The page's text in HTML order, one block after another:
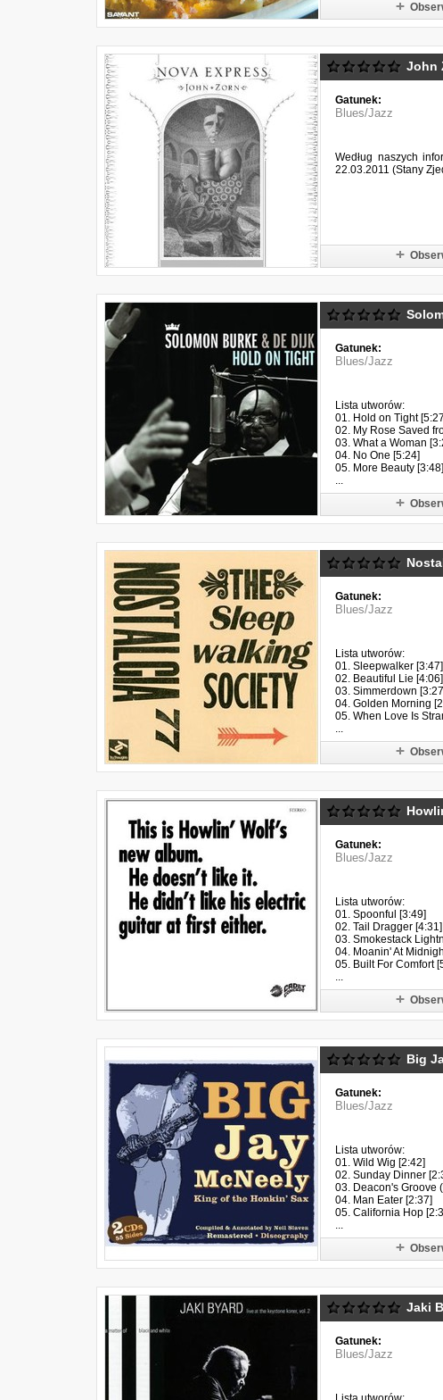
John
Gatunek:
Blues/Jazz
Według naszych
22.03.2011 (Stany
Gatunek:
Blues/Jazz
Lista utworów:
01. Hold on Tight
02. My Rose Saved
03. What a Woman
04. No One [5:24]
05. More Beauty [3:48]
...
Gatunek:
Blues/Jazz
Lista utworów:
01. Sleepwalker [3:47]
02. Beautiful Lie [4:06]
03. Simmerdown
04. Golden Morning
05. When Love Is
...
Gatunek:
Blues/Jazz
Lista utworów:
01. Spoonful [3:49]
02. Tail Dragger [4:31]
03. Smokestack
04. Moanin' At
05. Built For Comfort
...
Big
Gatunek:
Blues/Jazz
Lista utworów:
01. Wild Wig [2:42]
02. Sunday Dinner
03. Deacon's Groove
04. Man Eater [2:37]
05. California Hop
...
Jaki
Gatunek:
Blues/Jazz